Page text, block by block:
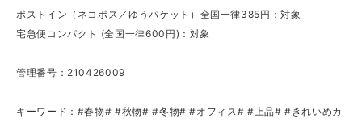
ポストイン（ネコポス／ゆうパケット）全国一律385円：対象
宅急便コンパクト (全国一律600円)：対象
管理番号：210426009
キーワード：#春物# #秋物# #冬物# #オフィス# #上品# #きれいめカ